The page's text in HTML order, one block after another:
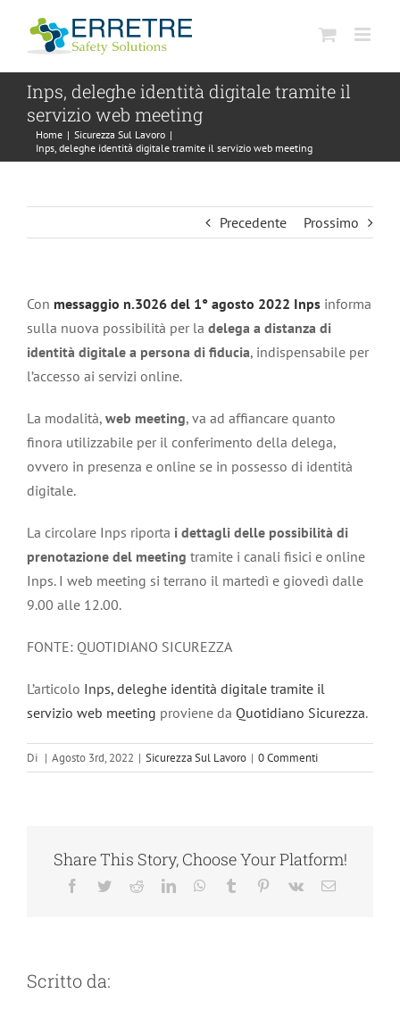
contenuto
Inps, deleghe identità digitale tramite il
servizio web meeting
Home | Sicurezza Sul Lavoro |
Inps, deleghe identità digitale tramite il servizio web meeting
Precedente Prossimo
Con messaggio n.3026 del 1° agosto 2022 Inps informa
sulla nuova possibilità per la delega a distanza di
identità digitale a persona di fiducia, indispensabile per
l’accesso ai servizi online.
La modalità, web meeting, va ad affiancare quanto
finora utilizzabile per il conferimento della delega,
ovvero in presenza e online se in possesso di identità
digitale.
La circolare Inps riporta i dettagli delle possibilità di
prenotazione del meeting tramite i canali fisici e online
Inps. I web meeting si terrano il martedì e giovedì dalle
9.00 alle 12.00.
FONTE: QUOTIDIANO SICUREZZA
L’articolo Inps, deleghe identità digitale tramite il
servizio web meeting proviene da Quotidiano Sicurezza.
Di | Agosto 3rd, 2022 | Sicurezza Sul Lavoro | 0 Commenti
Share This Story, Choose Your Platform!
Facebook
TwitterRedditLinkedInWhatsApp
Tumblr Pinterest
Vk Email
Scritto da: